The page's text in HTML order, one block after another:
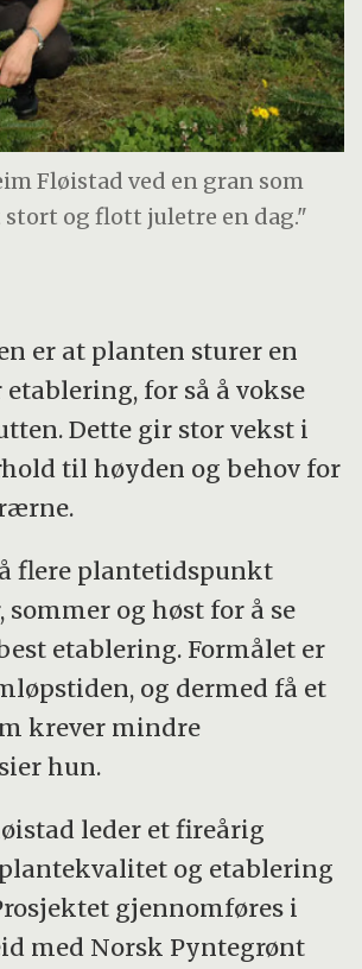
Fløistad ved en gran som
og flott juletre en dag."
er at planten sturer en
for så å vokse
Dette gir stor vekst i
til høyden og behov for
flere plantetidspunkt
sommer og høst for å se
etablering. Formålet er
og dermed få et
krever mindre
hun.
leder et fireårig
og etablering
gjennomføres i
med Norsk Pyntegrønt